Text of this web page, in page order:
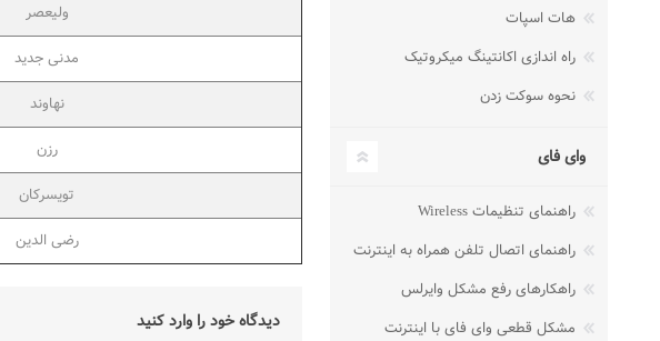
ولیعصر
مدنی جدید
نهاوند
رزن
تویسرکان
رضی الدین
دیدگاه خود را وارد کنید
هات اسپات
راه اندازی اکانتینگ میکروتیک
نحوه سوکت زدن
وای فای
راهنمای تنظیمات Wireless
راهنمای اتصال تلفن همراه به اینترنت
راهکارهای رفع مشکل وایرلس
مشکل قطعی وای فای با اینترنت